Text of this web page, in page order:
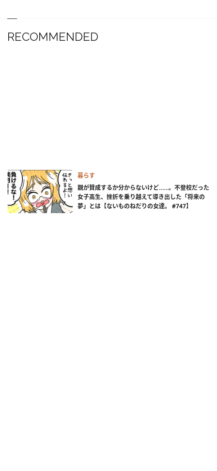
RECOMMENDED
暮らす
親が賛成するか分からないけど……。不登校だった
女子高生、挫折を乗り越えて導き出した「将来の
夢」とは【ないものねだりの女達。 #747】